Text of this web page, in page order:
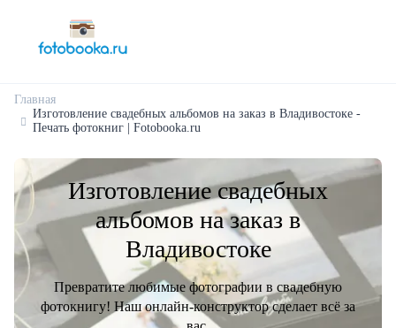
Главная
Изготовление свадебных альбомов на заказ в Владивостоке -
Печать фотокниг | Fotobooka.ru
Изготовление свадебных
альбомов на заказ в
Владивостоке
Превратите любимые фотографии в свадебную
фотокнигу! Наш онлайн-конструктор сделает всё за